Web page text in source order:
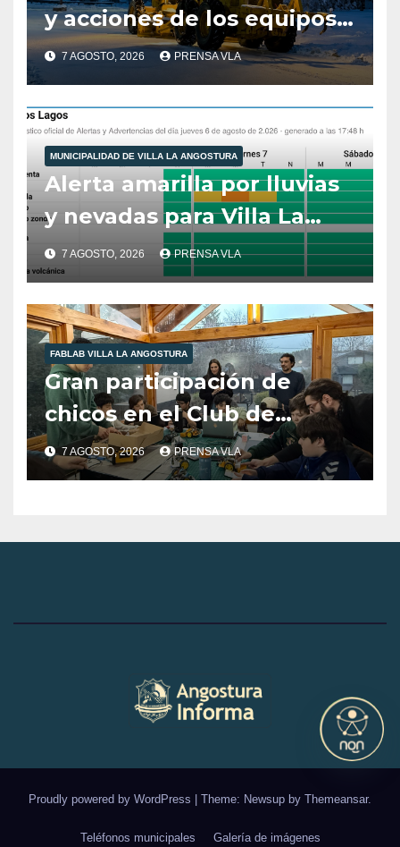
y acciones de los equipos
municipales – Villa La
Angostura – 7 de agosto –
10:00 hs
7 AGOSTO, 2026 PRENSA VLA
MUNICIPALIDAD DE VILLA LA ANGOSTURA
Alerta amarilla por lluvias
y nevadas para Villa La
Angostura.
7 AGOSTO, 2026 PRENSA VLA
FABLAB VILLA LA ANGOSTURA
Gran participación de
chicos en el Club de
Robótica de FabLab
Angostura.
7 AGOSTO, 2026 PRENSA VLA
Proudly powered by WordPress | Theme: Newsup by Themeansar.
Teléfonos municipales Galería de imágenes